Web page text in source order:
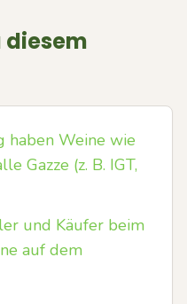
diesem
haben Weine wie
Gazze (z. B. IGT,
und Käufer beim
auf dem